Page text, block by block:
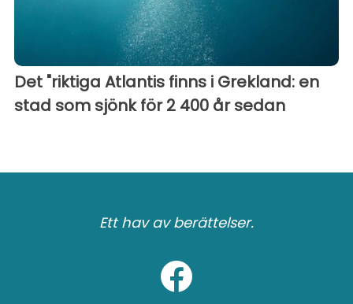
Det "riktiga Atlantis finns i Grekland: en
stad som sjönk för 2 400 år sedan
Ett hav av berättelser.